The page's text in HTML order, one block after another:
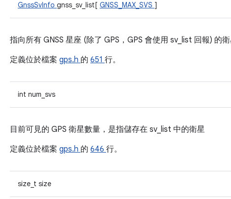
GnssSvInfo gnss_sv_list[ GNSS_MAX_SVS ]
指向所有 GNSS 星座 (除了 GPS，GPS 會使用 sv_list 回報) 的
定義位於檔案 gps.h 的 651 行。
int num_svs
目前可見的 GPS 衛星數量，是指儲存在 sv_list 中的衛星
定義位於檔案 gps.h 的 646 行。
size_t size